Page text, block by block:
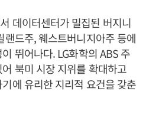
데이터센터가 밀집된 버지니
드주, 웨스트버니지아주 등에
뛰어나다. LG화학의 ABS 주
북미 시장 지위를 확대하고
에 유리한 지리적 요건을 갖춘